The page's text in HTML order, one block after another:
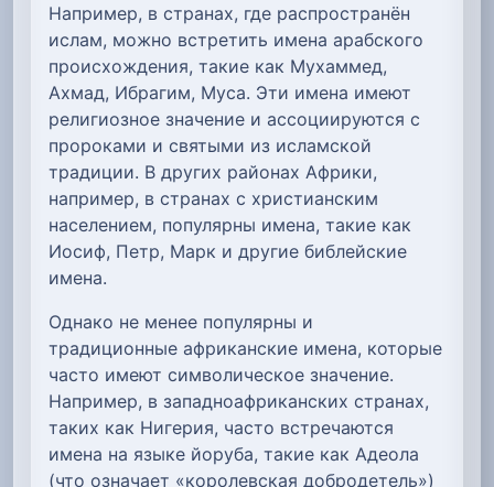
Например, в странах, где распространён
ислам, можно встретить имена арабского
происхождения, такие как Мухаммед,
Ахмад, Ибрагим, Муса. Эти имена имеют
религиозное значение и ассоциируются с
пророками и святыми из исламской
традиции. В других районах Африки,
например, в странах с христианским
населением, популярны имена, такие как
Иосиф, Петр, Марк и другие библейские
имена.
Однако не менее популярны и
традиционные африканские имена, которые
часто имеют символическое значение.
Например, в западноафриканских странах,
таких как Нигерия, часто встречаются
имена на языке йоруба, такие как Адеола
(что означает «королевская добродетель»)